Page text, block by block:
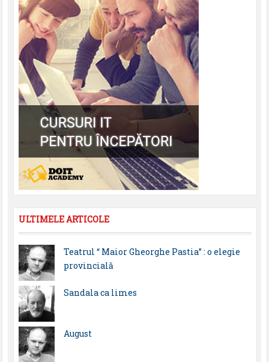
ULTIMELE ARTICOLE
Teatrul “ Maior Gheorghe Pastia” : o elegie
provincială
Sandala ca limes
August